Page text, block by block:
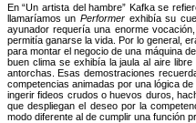
En “Un artista del hambre” Kafka se
llamaríamos un Performerexhibía su
ayunador requería una enorme
permitía ganarse la vida. Por lo general,
para montar el negocio de una máquina
buen clima se exhibía la jaula al aire
antorchas. Esas demostraciones
competencias animadas por una lógica
ingerir fideos crudos o huevos duros,
que despliegan el deseo por la
modo diferente al de cumplir una función